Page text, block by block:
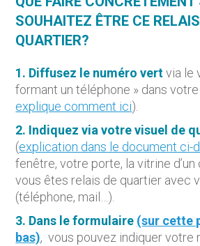
SOUHAITEZ ÊTRE CE
QUARTIER?
1. Diffusez le numéro vertvia le
formant un téléphone » dans
explique comment ici).
2. Indiquez via votre visuel de
(explication dans le document ci-
fenêtre, votre porte, la vitrine
vous êtes relais de quartier avec
(téléphone, mail…).
3. Dans le formulaire (sur cette
bas), vous pouvez indiquer votre